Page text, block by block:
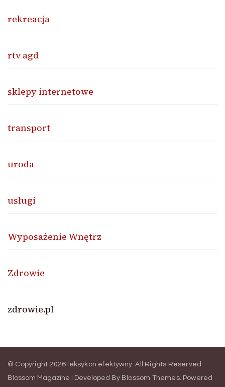
rekreacja
rtv agd
sklepy internetowe
transport
uroda
usługi
Wyposażenie Wnętrz
Zdrowie
zdrowie.pl
© Copyright 2026 leksykon efektywny . All Rights Reserved.
Blossom Magazine | Developed By Blossom Themes. Powered